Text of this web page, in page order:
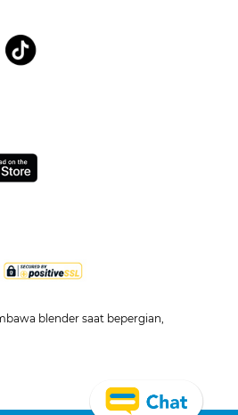
blender saat bepergian,